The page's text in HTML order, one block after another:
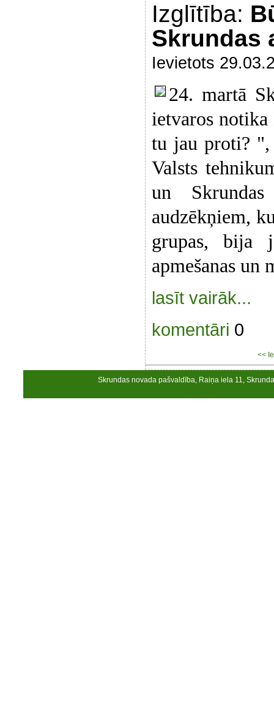
Izglītība:
Skrundas
Ievietots
24. martā
ietvaros notika
tu jau proti? ",
Valsts
un
audzēkņiem,
grupas, bija
apmešanas un
lasīt vairāk...
komentāri 0
<<
Skrundas novada pašvaldība, Raiņa iela 11,